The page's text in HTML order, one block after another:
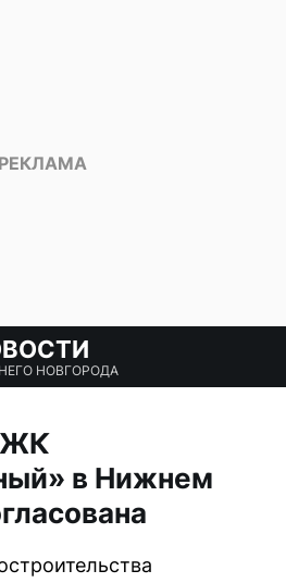
НОВГОРОДА
ЖК
в Нижнем